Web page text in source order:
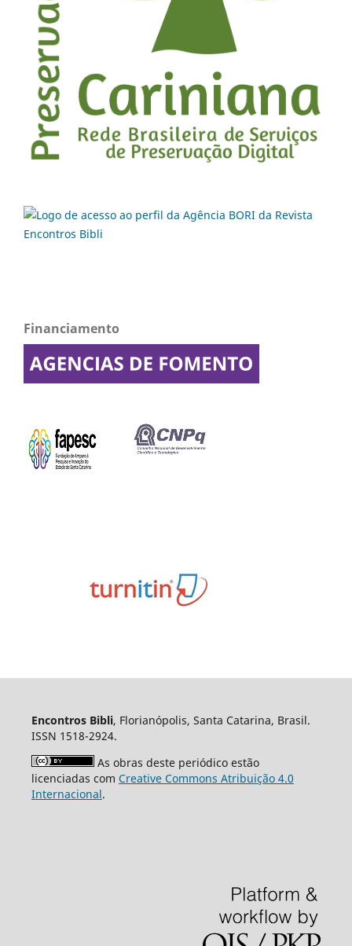
Financiamento
Encontros Bibli, Florianópolis, Santa Catarina, Brasil.
ISSN 1518-2924.
As obras deste periódico estão
licenciadas com Creative Commons Atribuição 4.0
Internacional.